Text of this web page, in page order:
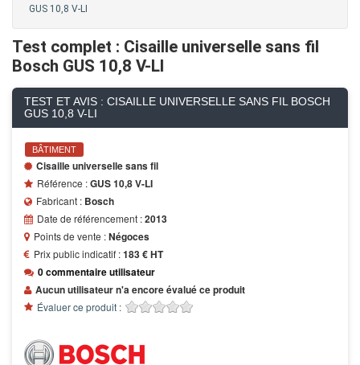
GUS 10,8 V-LI
Test complet : Cisaille universelle sans fil
Bosch GUS 10,8 V-LI
TEST ET AVIS : CISAILLE UNIVERSELLE SANS FIL BOSCH
GUS 10,8 V-LI
BÂTIMENT
Cisaille universelle sans fil
Référence :GUS 10,8 V-LI
Fabricant : Bosch
Date de référencement :2013
Points de vente :Négoces
Prix public indicatif :183 € HT
0 commentaire utilisateur
Aucun utilisateur n'a encore évalué ce produit
Évaluer ce produit :